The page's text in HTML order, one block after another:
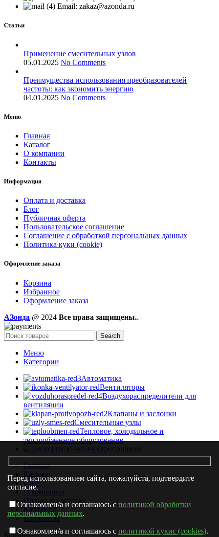
Email: zakaz@azonda.ru
Статьи
Применение смесительных узлов
05.01.2025 No Comments
Преимущества использования преобразователей
частоты: как экономить энергию
04.01.2025 No Comments
Меню
Главная
Каталог
О компании
Контакты
Информация
Оплата и доставка
Блог
Публичная оферта
Пользовательское соглашение
Соглашение с обработкой персональных данных
Политика куки (cookie)
Оформление заказа
Корзина
Избранное
Оформление заказа
AЗонда @ 2024 Все права защищены..
Search
Меню
Категории
Автоматика
Вентиляторы
Воздухораспределители для
вентиляции
Клапаны и заслонки
Смесительные узлы
Тепловое, холодильное и
теплообменное оборудование
Электроприводы
Главная
Каталог
Блог
О компании
Оплата и доставка
Контакты
Избранное
Корзина
Перед использованием сайта, пожалуйста, подтвердите
согласие.
Ознакомлен/а и соглашаюсь с политикой обработки
персональных данных.
Ознакомлен/а и соглашаюсь с политикой кукис (cookies).